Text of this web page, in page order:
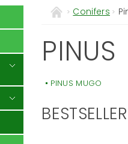
Conifers
PINUS
PINUS MUGO